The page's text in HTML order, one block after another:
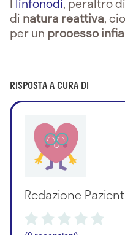
di natura reattiva,
per un processo
RISPOSTA A CURA DI
Redazione